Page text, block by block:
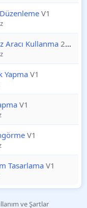
V1
Aracı Kullanma2025-11-12
Yapma V1
V1
V1
Tasarlama V1
ve Şartlar